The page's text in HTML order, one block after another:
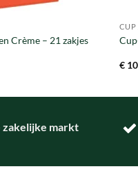
Crème – 21 zakjes
CUP
€
zakelijke markt